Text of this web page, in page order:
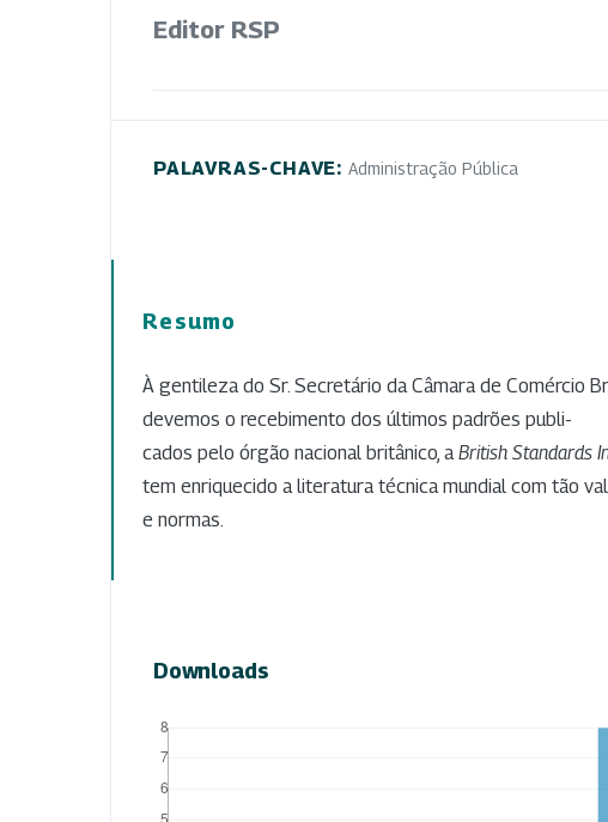
Editor RSP
PALAVRAS-CHAVE: Administração Pública
Resumo
À gentileza do Sr. Secretário da Câmara de Comércio
devemos o recebimento dos últimos padrões publi-
cados pelo órgão nacional britânico, a British Standards
tem enriquecido a literatura técnica mundial com tão
e normas.
Downloads